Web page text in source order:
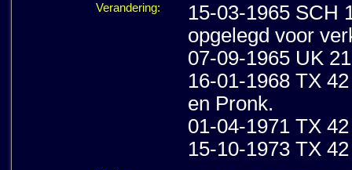
Verandering:
15-03-1965 SCH
opgelegd voor
07-09-1965 UK
16-01-1968 TX
en Pronk.
01-04-1971 TX
15-10-1973 TX